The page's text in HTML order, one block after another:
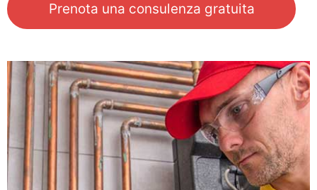
Prenota una consulenza gratuita